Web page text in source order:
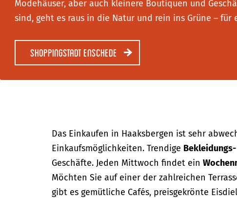
Modehäuser, aber auch kleinere Boutiquen und
sind, geht es raus in die Natur und rein ins Grüne – für
Shoppingstadt Enschede
Das Einkaufen in Haaksbergen ist sehr
Einkaufsmöglichkeiten. Trendige
Geschäfte. Jeden Mittwoch findet ein
Möchten Sie auf einer der zahlreichen
gibt es gemütliche Cafés, preisgekrönte